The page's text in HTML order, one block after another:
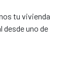
tu vivienda
desde uno de